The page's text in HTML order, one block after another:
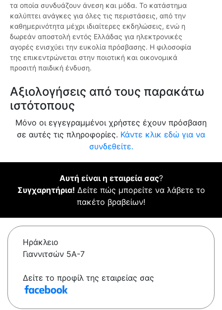
τα οποία συνδυάζουν άνεση και μόδα. Το κατάστημα
καλύπτει ανάγκες για όλες τις περιστάσεις, από την
καθημερινότητα μέχρι ιδιαίτερες εκδηλώσεις, ενώ η
δωρεάν αποστολή εντός Ελλάδας για ηλεκτρονικές
αγορές ενισχύει την ευκολία πρόσβασης. Η φιλοσοφία
της επικεντρώνεται στην ποιοτική και οικονομικά
προσιτή παιδική ένδυση.
Αξιολογήσεις από τους παρακάτω
ιστότοπους
Μόνο οι εγγεγραμμένοι χρήστες έχουν πρόσβαση
σε αυτές τις πληροφορίες. Κάντε κλικ εδώ για να
συνδεθείτε.
Αυτή είναι η εταιρεία σας?
Συγχαρητήρια! Δείτε πώς μπορείτε να λάβετε το
πακέτο βραβείων!
Ηράκλειο
Γιαννιτσών 5Α-7
Δείτε το προφίλ της εταιρείας σας